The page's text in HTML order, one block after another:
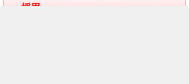
採用